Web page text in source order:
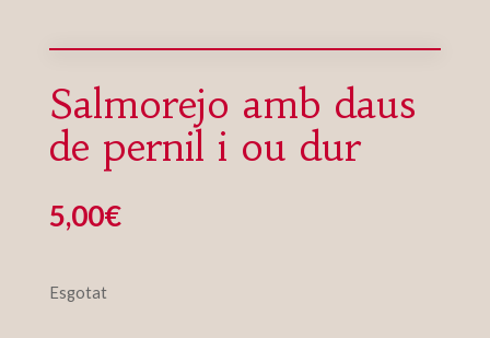
Salmorejo amb daus
de pernil i ou dur
5,00€
Esgotat